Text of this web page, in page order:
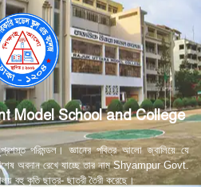
Model School and College
সুপ্রশস্ত পরিমন্ডল। জ্ঞানের পবিত্র আলো জ্বালিয়ে যে
বিশেষ অবদান রেখে যাচ্ছে তার নাম Shyampur Govt.
কৃতি ছাত্র- ছাত্রী তৈরী করেছে।